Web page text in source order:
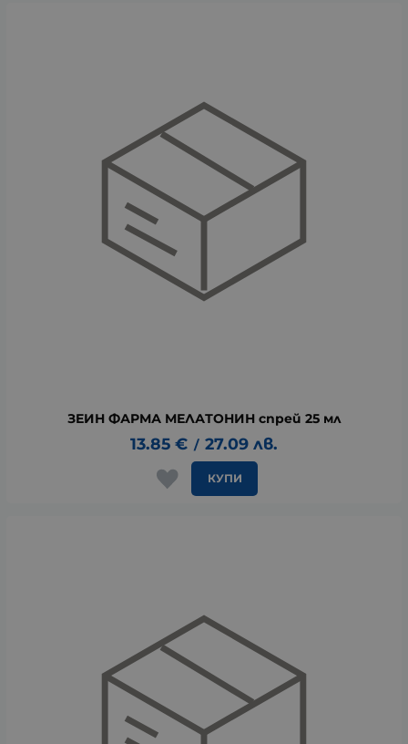
ЗЕИН ФАРМА МЕЛАТОНИН спрей 25 мл
13.85 € / 27.09 лв.
КУПИ